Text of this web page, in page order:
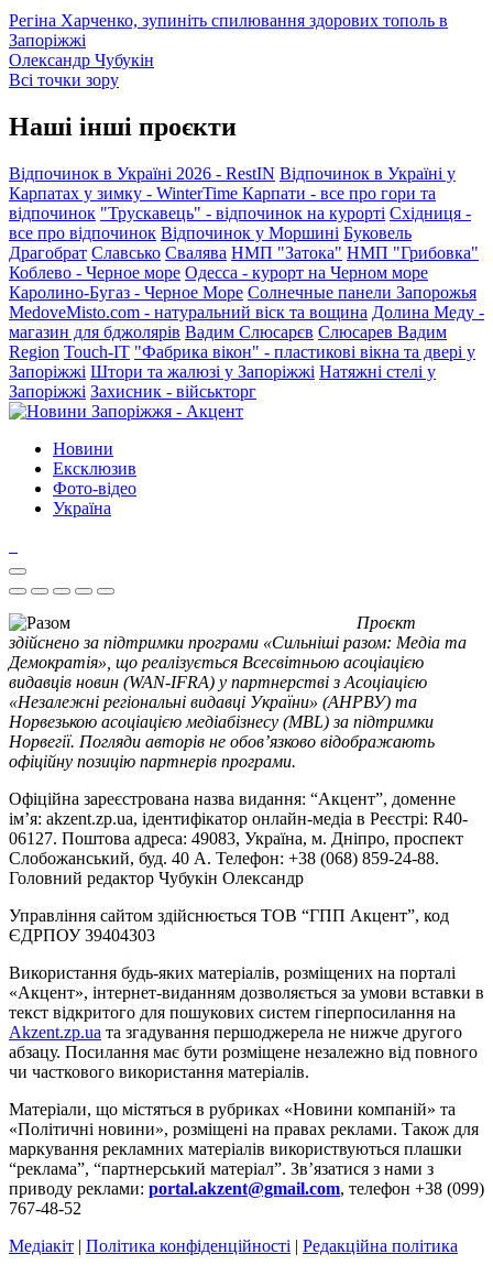
Регіна Харченко, зупиніть спилювання здорових тополь в
Запоріжжі
Олександр Чубукін
Всі точки зору
Наші інші проєкти
Відпочинок в Україні 2026 - RestIN Відпочинок в Україні у
Карпатах у зимку - WinterTime Карпати - все про гори та
відпочинок "Трускавець" - відпочинок на курорті Східниця -
все про відпочинок Відпочинок у Моршині Буковель
Драгобрат Славсько Свалява НМП "Затока" НМП "Грибовка"
Коблево - Черное море Одесса - курорт на Черном море
Каролино-Бугаз - Черное Море Солнечные панели Запорожья
MedoveMisto.com - натуральний віск та вощина Долина Меду -
магазин для бджолярів Вадим Слюсарєв Слюсарев Вадим
Region Touch-IT "Фабрика вікон" - пластикові вікна та двері у
Запоріжжі Штори та жалюзі у Запоріжжі Натяжні стелі у
Запоріжжі Захисник - військторг
Новини
Ексклюзив
Фото-відео
Україна
Проєкт
здійснено за підтримки програми «Сильніші разом: Медіа та
Демократія», що реалізується Всесвітньою асоціацією
видавців новин (WAN-IFRA) у партнерстві з Асоціацією
«Незалежні регіональні видавці України» (АНРВУ) та
Норвезькою асоціацією медіабізнесу (MBL) за підтримки
Норвегії. Погляди авторів не обов’язково відображають
офіційну позицію партнерів програми.
Офіційна зареєстрована назва видання: “Акцент”, доменне
ім’я: akzent.zp.ua, ідентифікатор онлайн-медіа в Реєстрі: R40-
06127. Поштова адреса: 49083, Україна, м. Дніпро, проспект
Слобожанський, буд. 40 А. Телефон: +38 (068) 859-24-88.
Головний редактор Чубукін Олександр
Управління сайтом здійснюється ТОВ “ГПП Акцент”, код
ЄДРПОУ 39404303
Використання будь-яких матеріалів, розміщених на порталі
«Акцент», інтернет-виданням дозволяється за умови вставки в
текст відкритого для пошукових систем гіперпосилання на
Akzent.zp.ua та згадування першоджерела не нижче другого
абзацу. Посилання має бути розміщене незалежно від повного
чи часткового використання матеріалів.
Матеріали, що містяться в рубриках «Новини компаній» та
«Політичні новини», розміщені на правах реклами. Також для
маркування рекламних матеріалів використвуються плашки
“реклама”, “партнерський матеріал”. Зв’язатися з нами з
приводу реклами: portal.akzent@gmail.com, телефон +38 (099)
767-48-52
Медіакіт | Політика конфіденційності | Редакційна політика